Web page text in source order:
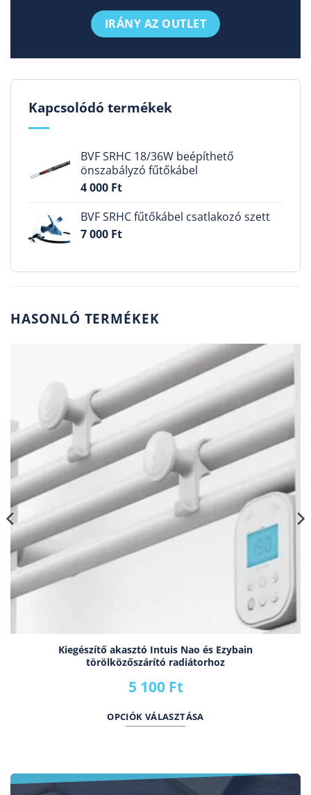
IRÁNY AZ OUTLET
Kapcsolódó termékek
BVF SRHC 18/36W beépíthető
önszabályzó fűtőkábel
4 000 Ft
BVF SRHC fűtőkábel csatlakozó szett
7 000 Ft
HASONLÓ TERMÉKEK
Kiegészítő akasztó Intuis Nao és Ezybain
törölközőszárító radiátorhoz
5 100 Ft
OPCIÓK VÁLASZTÁSA
terméknek